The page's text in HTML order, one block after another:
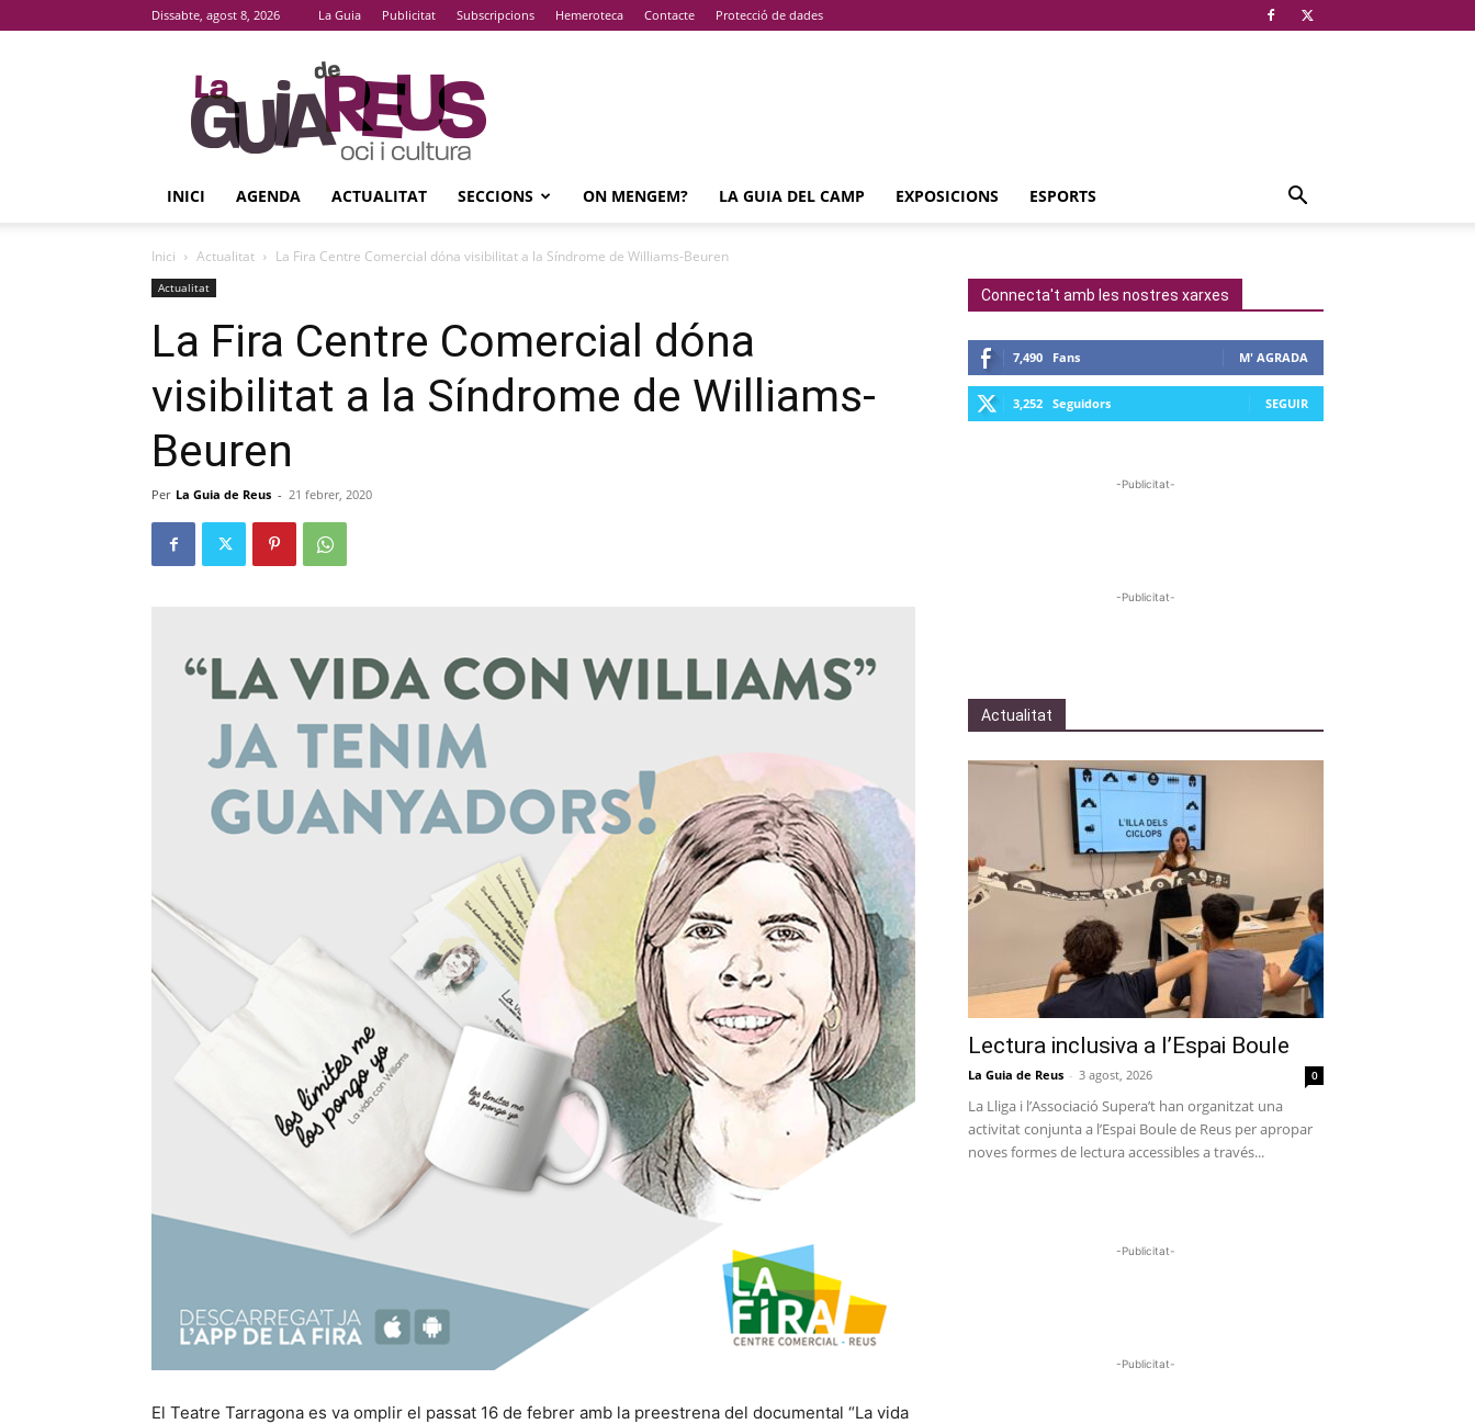
Dissabte, agost 8, 2026 La Guia Publicitat Subscripcions Hemeroteca Contacte Protecció de dades
La
Guia
De
Reus
INICI AGENDA ACTUALITAT SECCIONS ON MENGEM? LA GUIA DEL CAMP EXPOSICIONS ESPORTS
Inici Actualitat La Fira Centre Comercial dóna visibilitat a la Síndrome de Williams-Beuren
Actualitat
La Fira Centre Comercial dóna
visibilitat a la Síndrome de Williams-
Beuren
Per La Guia de Reus - 21 febrer, 2020
El Teatre Tarragona es va omplir el passat 16 de febrer amb la preestrena del documental “La vida
Connecta't amb les nostres xarxes
7,490 Fans M' AGRADA
3,252 Seguidors SEGUIR
-Publicitat-
-Publicitat-
Actualitat
Lectura inclusiva a l’Espai Boule
La Guia de Reus - 3 agost, 2026 0
La Lliga i l’Associació Supera’t han organitzat una
activitat conjunta a l’Espai Boule de Reus per apropar
noves formes de lectura accessibles a través...
-Publicitat-
-Publicitat-